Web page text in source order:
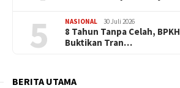
5 NASIONAL 30 Juli 2026
​8 Tahun Tanpa Celah, BPKH
Buktikan Tran…
BERITA UTAMA